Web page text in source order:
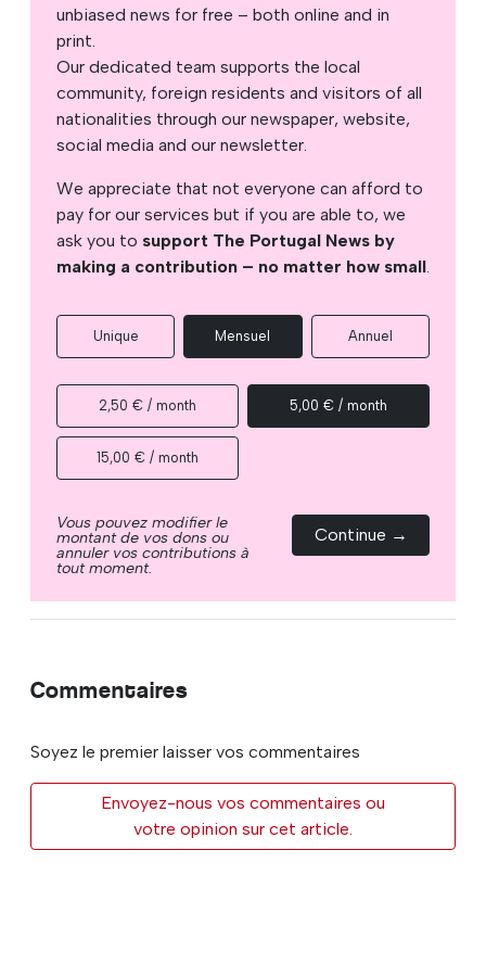
unbiased news for free – both online and in
print.
Our dedicated team supports the local
community, foreign residents and visitors of all
nationalities through our newspaper, website,
social media and our newsletter.
We appreciate that not everyone can afford to
pay for our services but if you are able to, we
ask you to support The Portugal News by
making a contribution – no matter how small.
Unique Mensuel Annuel
2,50 € / month 5,00 € / month
15,00 € / month
Vous pouvez modifier le
montant de vos dons ou
annuler vos contributions à
tout moment.
Continue →
Commentaires
Soyez le premier laisser vos commentaires
Envoyez-nous vos commentaires ou
votre opinion sur cet article.